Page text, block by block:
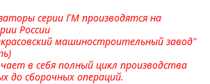
серии ГМ производятся на
России
машиностроительный завод"
в себя полный цикл производства
до сборочных операций.